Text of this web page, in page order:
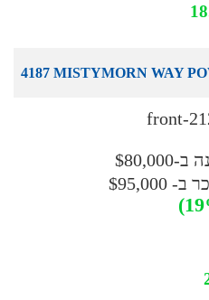
4187 MISTYMORN WAY